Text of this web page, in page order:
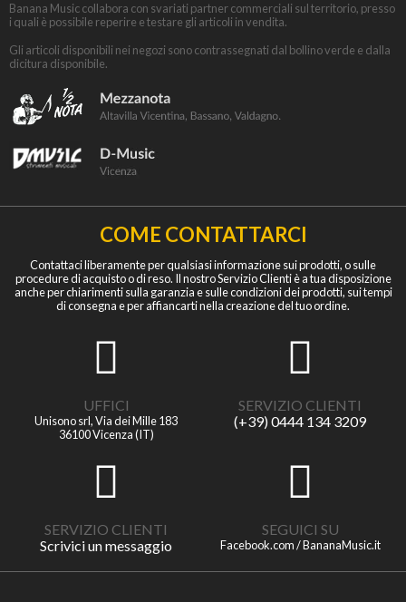
Banana Music collabora con svariati partner commerciali sul territorio, presso
i quali è possibile reperire e testare gli articoli in vendita.
Gli articoli disponibili nei negozi sono contrassegnati dal bollino verde e dalla
dicitura disponibile.
COME CONTATTARCI
Contattaci liberamente per qualsiasi informazione sui prodotti, o sulle
procedure di acquisto o di reso. Il nostro Servizio Clienti è a tua disposizione
anche per chiarimenti sulla garanzia e sulle condizioni dei prodotti, sui tempi
di consegna e per affiancarti nella creazione del tuo ordine.
UFFICI
Unisono srl, Via dei Mille 183
36100 Vicenza (IT)
SERVIZIO CLIENTI
(+39) 0444 134 3209
SERVIZIO CLIENTI
Scrivici un messaggio
SEGUICI SU
Facebook.com / BananaMusic.it